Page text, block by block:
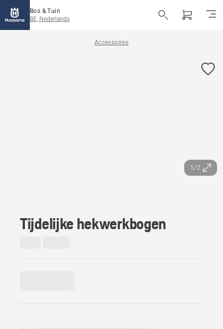
Bos & Tuin
BE, Nederlands
Accessoires
1/2
Tijdelijke hekwerkbogen